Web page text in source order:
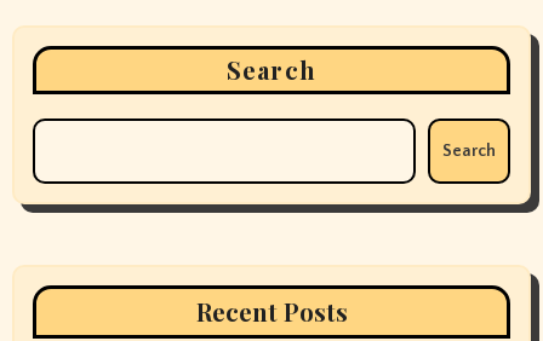
Search
Search
Recent Posts